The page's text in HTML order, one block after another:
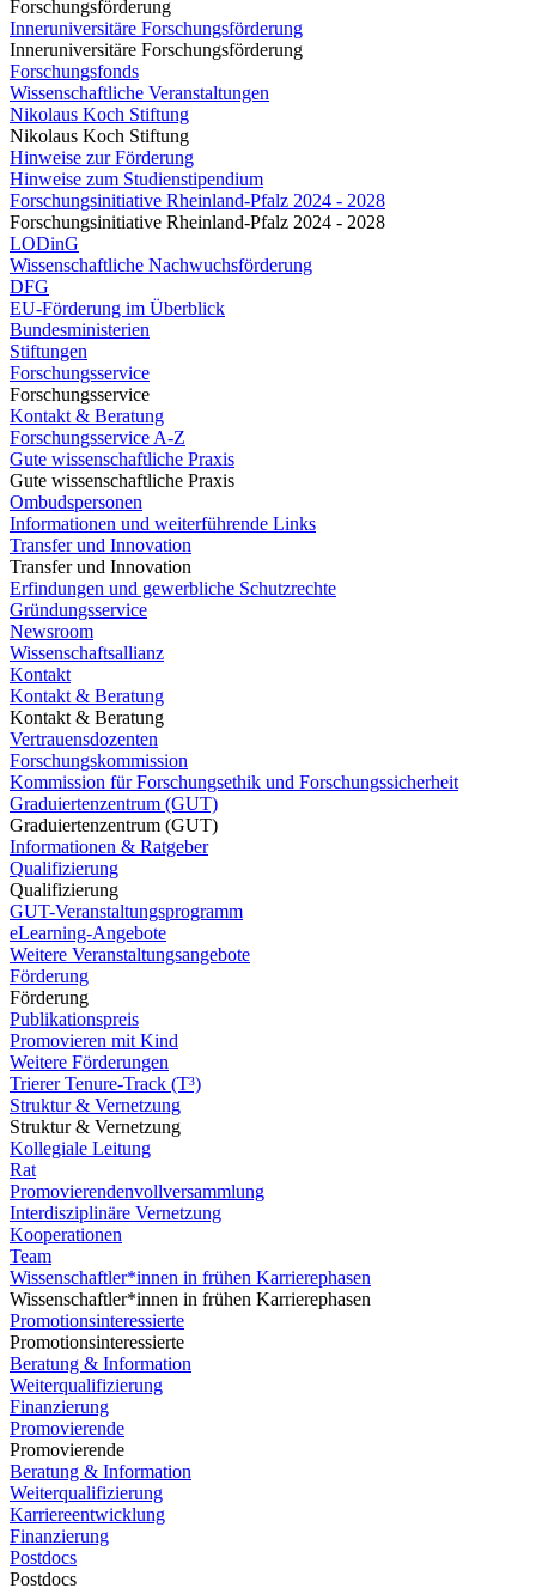
Forschungsförderung
Inneruniversitäre Forschungsförderung
Inneruniversitäre Forschungsförderung
Forschungsfonds
Wissenschaftliche Veranstaltungen
Nikolaus Koch Stiftung
Nikolaus Koch Stiftung
Hinweise zur Förderung
Hinweise zum Studienstipendium
Forschungsinitiative Rheinland-Pfalz 2024 - 2028
Forschungsinitiative Rheinland-Pfalz 2024 - 2028
LODinG
Wissenschaftliche Nachwuchsförderung
DFG
EU-Förderung im Überblick
Bundesministerien
Stiftungen
Forschungsservice
Forschungsservice
Kontakt & Beratung
Forschungsservice A-Z
Gute wissenschaftliche Praxis
Gute wissenschaftliche Praxis
Ombudspersonen
Informationen und weiterführende Links
Transfer und Innovation
Transfer und Innovation
Erfindungen und gewerbliche Schutzrechte
Gründungsservice
Newsroom
Wissenschaftsallianz
Kontakt
Kontakt & Beratung
Kontakt & Beratung
Vertrauensdozenten
Forschungskommission
Kommission für Forschungsethik und Forschungssicherheit
Graduiertenzentrum (GUT)
Graduiertenzentrum (GUT)
Informationen & Ratgeber
Qualifizierung
Qualifizierung
GUT-Veranstaltungsprogramm
eLearning-Angebote
Weitere Veranstaltungsangebote
Förderung
Förderung
Publikationspreis
Promovieren mit Kind
Weitere Förderungen
Trierer Tenure-Track (T³)
Struktur & Vernetzung
Struktur & Vernetzung
Kollegiale Leitung
Rat
Promovierendenvollversammlung
Interdisziplinäre Vernetzung
Kooperationen
Team
Wissenschaftler*innen in frühen Karrierephasen
Wissenschaftler*innen in frühen Karrierephasen
Promotionsinteressierte
Promotionsinteressierte
Beratung & Information
Weiterqualifizierung
Finanzierung
Promovierende
Promovierende
Beratung & Information
Weiterqualifizierung
Karriereentwicklung
Finanzierung
Postdocs
Postdocs